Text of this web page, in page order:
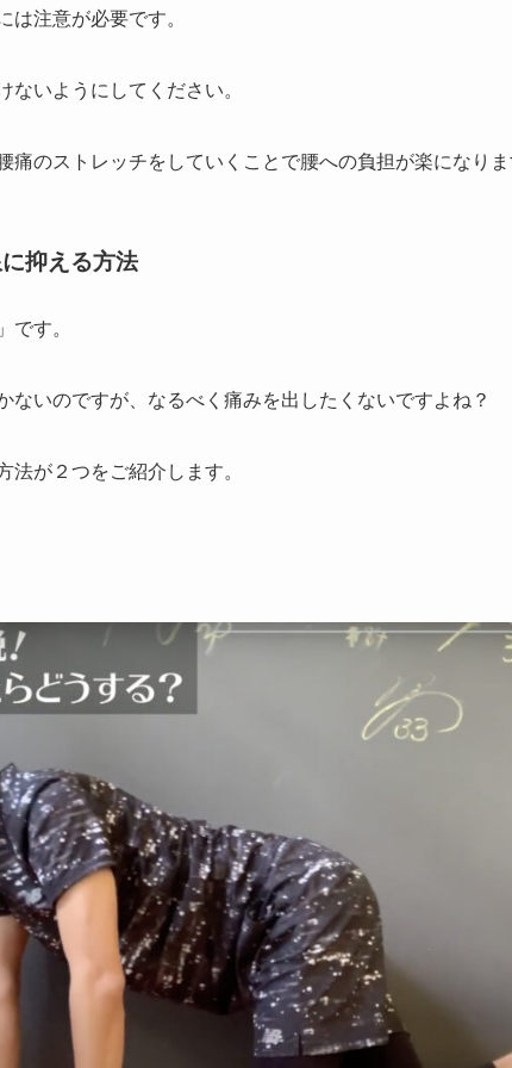
は注意が必要です。
いようにしてください。
痛のストレッチをしていくことで腰への負担が楽になり
抑える方法
です。
ないのですが、なるべく痛みを出したくないですよね？
法が２つをご紹介します。